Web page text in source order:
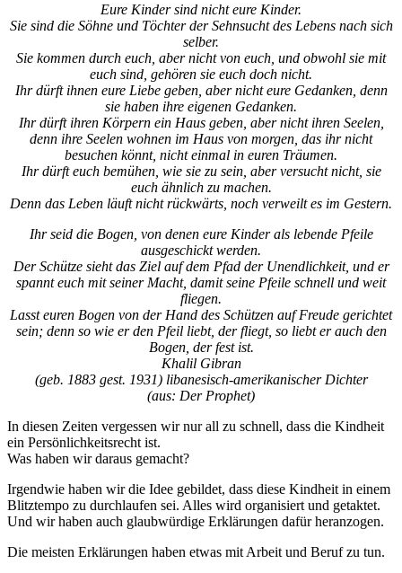
Eure Kinder sind nicht eure Kinder.
Sie sind die Söhne und Töchter der Sehnsucht des Lebens nach sich
selber.
Sie kommen durch euch, aber nicht von euch, und obwohl sie mit
euch sind, gehören sie euch doch nicht.
Ihr dürft ihnen eure Liebe geben, aber nicht eure Gedanken, denn
sie haben ihre eigenen Gedanken.
Ihr dürft ihren Körpern ein Haus geben, aber nicht ihren Seelen,
denn ihre Seelen wohnen im Haus von morgen, das ihr nicht
besuchen könnt, nicht einmal in euren Träumen.
Ihr dürft euch bemühen, wie sie zu sein, aber versucht nicht, sie
euch ähnlich zu machen.
Denn das Leben läuft nicht rückwärts, noch verweilt es im Gestern.
Ihr seid die Bogen, von denen eure Kinder als lebende Pfeile
ausgeschickt werden.
Der Schütze sieht das Ziel auf dem Pfad der Unendlichkeit, und er
spannt euch mit seiner Macht, damit seine Pfeile schnell und weit
fliegen.
Lasst euren Bogen von der Hand des Schützen auf Freude gerichtet
sein; denn so wie er den Pfeil liebt, der fliegt, so liebt er auch den
Bogen, der fest ist.
Khalil Gibran
(geb. 1883 gest. 1931) libanesisch-amerikanischer Dichter
(aus: Der Prophet)
In diesen Zeiten vergessen wir nur all zu schnell, dass die Kindheit
ein Persönlichkeitsrecht ist.
Was haben wir daraus gemacht?
Irgendwie haben wir die Idee gebildet, dass diese Kindheit in einem
Blitztempo zu durchlaufen sei. Alles wird organisiert und getaktet.
Und wir haben auch glaubwürdige Erklärungen dafür heranzogen.
Die meisten Erklärungen haben etwas mit Arbeit und Beruf zu tun.